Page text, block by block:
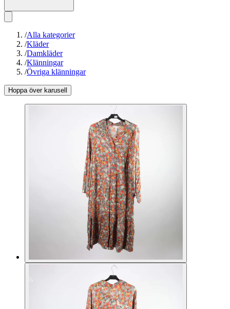
/Alla kategorier
/Kläder
/Damkläder
/Klänningar
/Övriga klänningar
Hoppa över karusell